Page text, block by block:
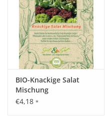
BIO-Knackige Salat
Mischung
€4,18 *